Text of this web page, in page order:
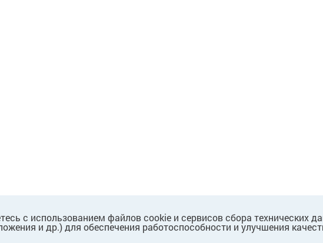
с использованием файлов cookie и сервисов сбора технических
и др.) для обеспечения работоспособности и улучшения